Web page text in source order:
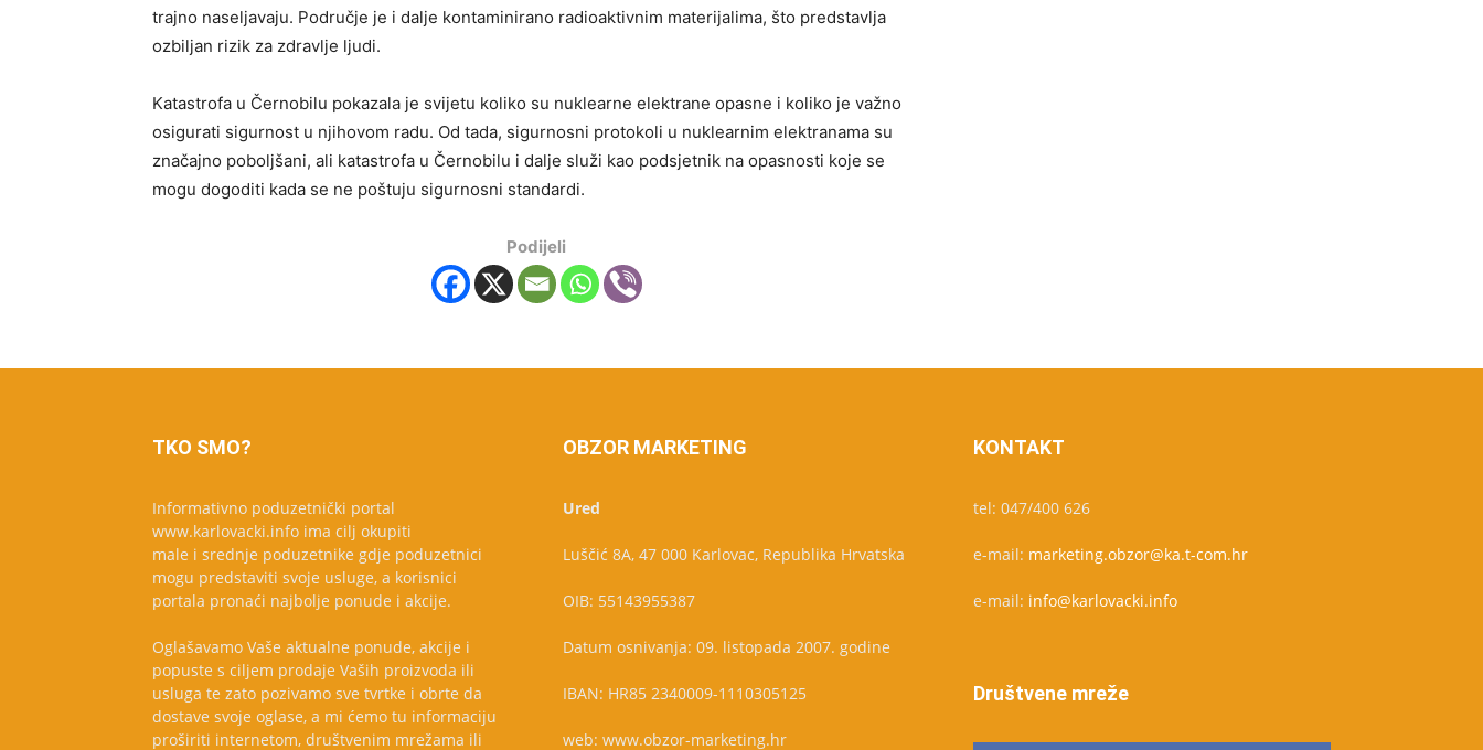
trajno naseljavaju. Područje je i dalje kontaminirano radioaktivnim materijalima, što predstavlja
ozbiljan rizik za zdravlje ljudi.
Katastrofa u Černobilu pokazala je svijetu koliko su nuklearne elektrane opasne i koliko je važno
osigurati sigurnost u njihovom radu. Od tada, sigurnosni protokoli u nuklearnim elektranama su
značajno poboljšani, ali katastrofa u Černobilu i dalje služi kao podsjetnik na opasnosti koje se
mogu dogoditi kada se ne poštuju sigurnosni standardi.
Podijeli
TKO SMO?
Informativno poduzetnički portal
www.karlovacki.info ima cilj okupiti
male i srednje poduzetnike gdje poduzetnici
mogu predstaviti svoje usluge, a korisnici
portala pronaći najbolje ponude i akcije.
Oglašavamo Vaše aktualne ponude, akcije i
popuste s ciljem prodaje Vaših proizvoda ili
usluga te zato pozivamo sve tvrtke i obrte da
dostave svoje oglase, a mi ćemo tu informaciju
proširiti internetom, društvenim mrežama ili
OBZOR MARKETING
Ured
Luščić 8A, 47 000 Karlovac, Republika Hrvatska
OIB: 55143955387
Datum osnivanja: 09. listopada 2007. godine
IBAN: HR85 2340009-1110305125
web: www.obzor-marketing.hr
KONTAKT
tel: 047/400 626
e-mail: marketing.obzor@ka.t-com.hr
e-mail: info@karlovacki.info
Društvene mreže